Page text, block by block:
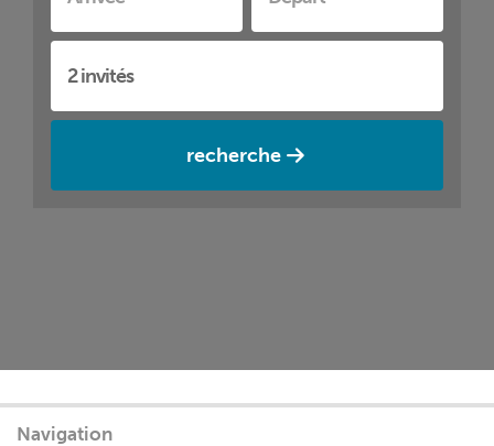
recherche
Navigation